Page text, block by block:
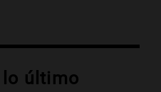
limitar la ciudadanía
lo último